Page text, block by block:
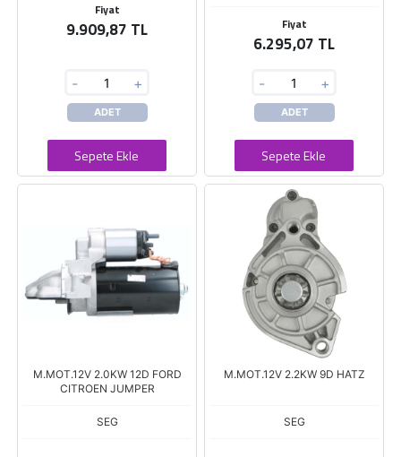
Fiyat
9.909,87 TL
- +
ADET
Sepete Ekle
Fiyat
6.295,07 TL
- +
ADET
Sepete Ekle
M.MOT.12V 2.0KW 12D FORD
CITROEN JUMPER
SEG
M.MOT.12V 2.2KW 9D HATZ
SEG